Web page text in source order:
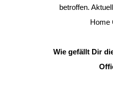
betroffen.
Home
Wie gefällt Dir